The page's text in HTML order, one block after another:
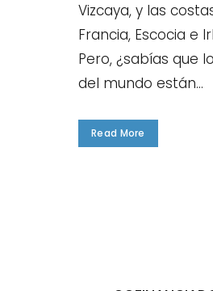
Vizcaya, y las
Francia, Escocia e
Pero, ¿sabías que
del mundo están...
Read More